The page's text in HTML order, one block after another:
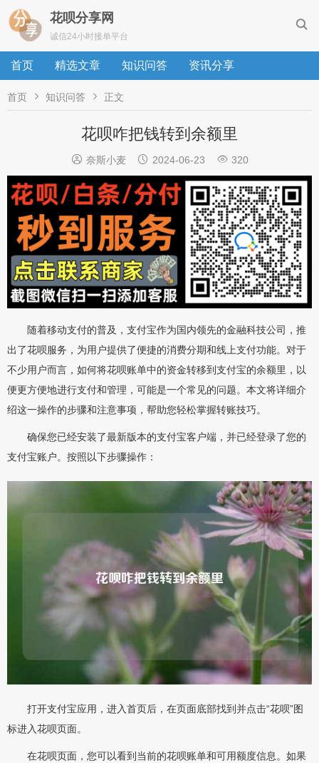

花呗分享网
诚信24小时接单平台
首页 精选文章 知识问答 资讯分享
首页  知识问答  正文
花呗咋把钱转到余额里
 奈斯小麦  2024-06-23  320
随着移动支付的普及，支付宝作为国内领先的金融科技公司，推
出了花呗服务，为用户提供了便捷的消费分期和线上支付功能。对于
不少用户而言，如何将花呗账单中的资金转移到支付宝的余额里，以
便更方便地进行支付和管理，可能是一个常见的问题。本文将详细介
绍这一操作的步骤和注意事项，帮助您轻松掌握转账技巧。
确保您已经安装了最新版本的支付宝客户端，并已经登录了您的
支付宝账户。按照以下步骤操作：
打开支付宝应用，进入首页后，在页面底部找到并点击“花呗”图
标进入花呗页面。
在花呗页面，您可以看到当前的花呗账单和可用额度信息。如果